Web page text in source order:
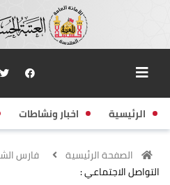
الرئيسية اخبار ونشاطات
الصفحة الرئيسية
فارس
التواصل الاجتماعي :